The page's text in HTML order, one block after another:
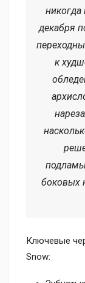
никогда
декабря
к
боковых
Ключевые
Snow: